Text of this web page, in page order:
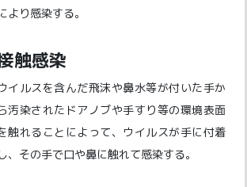
より感染する。
触感染
イルスを含んだ飛沫や鼻水等が付いた手か
汚染されたドアノブや手すり等の環境表面
触れることによって、ウイルスが手に付着
、その手で口や鼻に触れて感染する。